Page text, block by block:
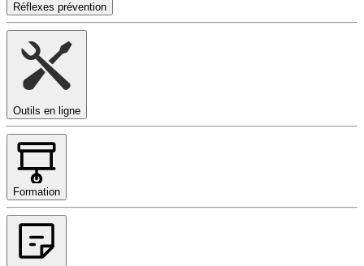
Réflexes prévention
Outils en ligne
Formation